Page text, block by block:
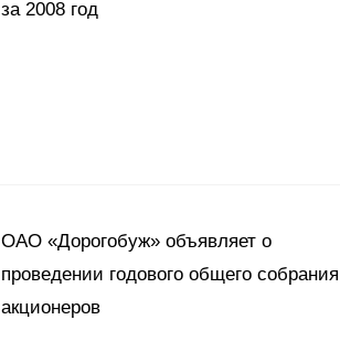
за 2008 год
ОАО «Дорогобуж» объявляет о
проведении годового общего собрания
акционеров